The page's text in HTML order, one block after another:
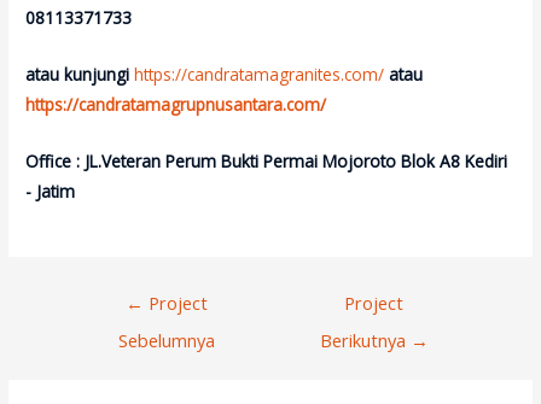
08113371733
atau kunjungihttps://candratamagranites.com/ atau
https://candratamagrupnusantara.com/
Office : JL.Veteran Perum Bukti Permai Mojoroto Blok A8 Kediri
- Jatim
Navigasi
Pos
← Project
Sebelumnya
Project
Berikutnya →